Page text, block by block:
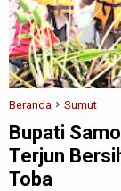
Beranda Sumut
Bupati
Terjun
Toba
ADVETORIAL
REDAKSI